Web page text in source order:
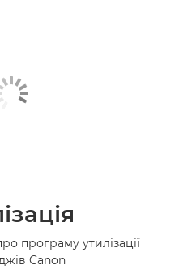
програму утилізації
Canon